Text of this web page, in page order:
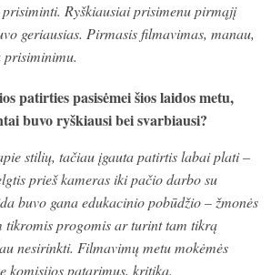
Ryškiausiai prisimenu pirmąjį
geriausias. Pirmasis filmavimas, manau,
prisiminimu.
patirties pasisėmei šios laidos metu,
buvo ryškiausi bei svarbiausi?
stilių, tačiau įgauta patirtis labai plati –
prieš kameras iki pačio darbo su
buvo gana edukacinio pobūdžio – žmonės
tikromis progomis ar turint tam tikrą
nesirinkti. Filmavimų metu mokėmės
komisijos patarimus, kritiką.